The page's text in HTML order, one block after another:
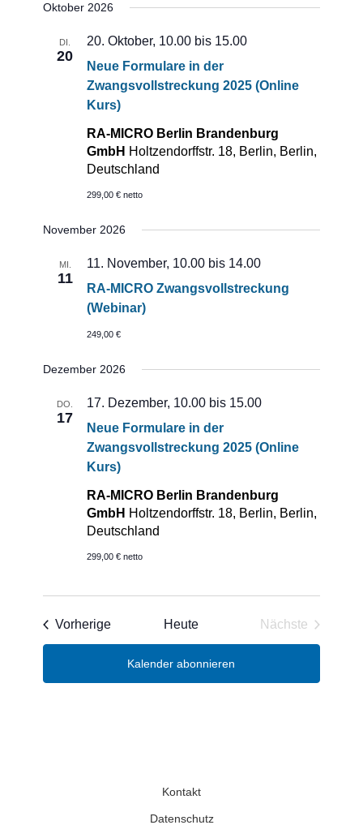
Oktober 2026
DI.
20
Neue Formulare in der
Zwangsvollstreckung 2025 (Online
Kurs)
20. Oktober, 10.00 bis 15.00
RA-MICRO Berlin Brandenburg
GmbH Holtzendorffstr. 18, Berlin, Berlin,
Deutschland
299,00 € netto
November 2026
MI.
11
RA-MICRO Zwangsvollstreckung
(Webinar)
11. November, 10.00 bis 14.00
249,00 €
Dezember 2026
DO.
17
Neue Formulare in der
Zwangsvollstreckung 2025 (Online
Kurs)
17. Dezember, 10.00 bis 15.00
RA-MICRO Berlin Brandenburg
GmbH Holtzendorffstr. 18, Berlin, Berlin,
Deutschland
299,00 € netto
VorherigeVeranstaltungen
Heute
Nächste
Kalender abonnieren
Kontakt
Datenschutz